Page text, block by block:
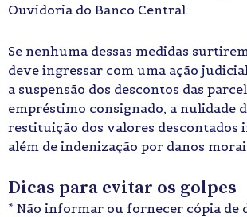
Ouvidoria do Banco Central.
Se nenhuma dessas medidas
deve ingressar com uma ação
a suspensão dos descontos das
empréstimo consignado, a nulidade
restituição dos valores descontados
além de indenização por danos
Dicas para evitar os golpes
* Não informar ou fornecer cópia de